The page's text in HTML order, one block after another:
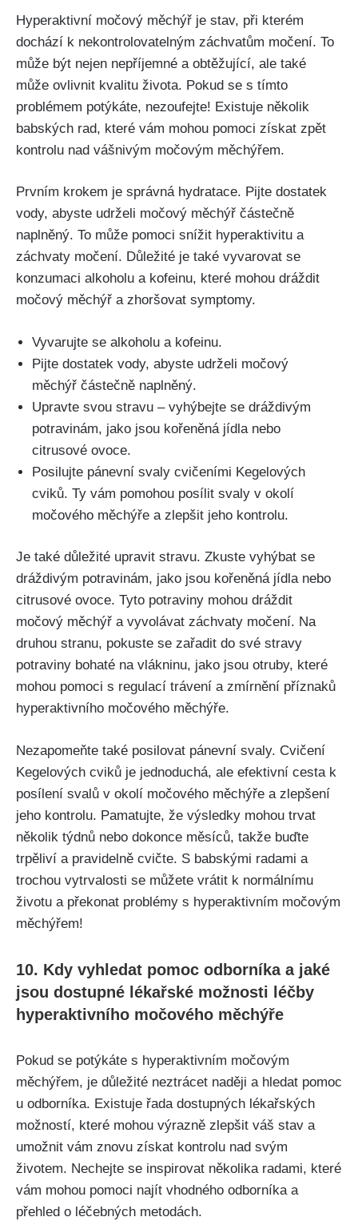
Hyperaktivní močový měchýř je stav, při⁣ kterém
dochází k nekontrolovatelným záchvatům ‌močení. To
může⁤ být ‍nejen nepříjemné‌ a obtěžující,‍ ale také
může⁢ ovlivnit ‌kvalitu života.‌ Pokud‍ se s tímto
problémem potýkáte, nezoufejte! Existuje několik‍
babských‍ rad, které​ vám mohou pomoci získat zpět
kontrolu nad vášnivým močovým měchýřem.
Prvním‌ krokem je správná⁣ hydratace. Pijte dostatek
vody, abyste‌ udrželi močový měchýř částečně
naplněný.‌ To může ‌pomoci‍ snížit hyperaktivitu​ a
záchvaty močení. Důležité je⁣ také vyvarovat se
konzumaci alkoholu a kofeinu, které mohou dráždit
močový měchýř a zhoršovat symptomy.
Vyvarujte se alkoholu ⁣a‍ kofeinu.
Pijte dostatek vody,‌ abyste udrželi⁣ močový
měchýř částečně ⁤naplněný.
Upravte⁣ svou stravu⁤ – vyhýbejte se ​dráždivým
potravinám, jako⁢ jsou kořeněná jídla nebo
citrusové ⁢ovoce.
Posilujte pánevní svaly cvičeními Kegelových
cviků.‌ Ty vám pomohou posílit svaly v okolí‍
močového měchýře a ⁢zlepšit jeho ⁤kontrolu.
Je také⁢ důležité upravit stravu. Zkuste vyhýbat se⁤
dráždivým⁣ potravinám, jako jsou kořeněná jídla nebo
citrusové ovoce. Tyto ⁤potraviny mohou dráždit
⁣močový ⁤měchýř a‍ vyvolávat⁤ záchvaty močení. ⁢Na
⁣druhou stranu, pokuste se zařadit do své stravy
potraviny bohaté na vlákninu, jako jsou ‌otruby, které
mohou pomoci s ⁤regulací trávení a⁢ zmírnění příznaků
hyperaktivního ‌močového měchýře.
Nezapomeňte také posilovat ‍pánevní ⁢svaly.⁢ Cvičení
Kegelových cviků je jednoduchá, ale efektivní⁢ cesta ‌k
posílení svalů ⁤v okolí ⁤močového měchýře⁣ a zlepšení
jeho⁣ kontrolu. Pamatujte,‌ že výsledky⁤ mohou trvat
několik týdnů nebo dokonce měsíců,‍ takže buďte
trpěliví a⁢ pravidelně cvičte. ‍S babskými ​radami a
trochou vytrvalosti se můžete ⁢vrátit k⁤ normálnímu
životu a překonat​ problémy s ​hyperaktivním močovým
měchýřem!
10. ⁣Kdy vyhledat pomoc odborníka​ a ​jaké
jsou dostupné lékařské​ možnosti léčby
hyperaktivního‌ močového měchýře
Pokud‍ se⁢ potýkáte s hyperaktivním ‌močovým
měchýřem, ⁣je důležité neztrácet naději a ⁤hledat pomoc
u odborníka.⁤ Existuje řada​ dostupných⁢ lékařských
možností, které mohou výrazně zlepšit váš⁢ stav a
umožnit ⁢vám znovu získat kontrolu nad svým ​
životem. Nechejte se inspirovat‌ několika radami, které
vám mohou⁢ pomoci najít‌ vhodného odborníka a
přehled o léčebných metodách.